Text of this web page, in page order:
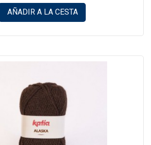
AÑADIR A LA CESTA